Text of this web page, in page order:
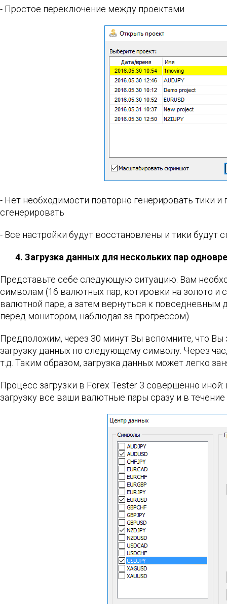
- Простое переключение между проектами
- Нет необходимости повторно генерировать тики
сгенерировать
- Все настройки будут восстановлены и тики будут
4. Загрузка данных для нескольких пар
Представьте себе следующую ситуацию: Вам
символам (16 валютных пар, котировки на золото и
валютной паре, а затем вернуться к
перед монитором, наблюдая за прогрессом).
Предположим, через 30 минут Вы вспомните, что Вы
загрузку данных по следующему символу. Через
т.д. Таким образом, загрузка данных может легко
Процесс загрузки в Forex Tester 3 совершенно
загрузку все ваши валютные пары сразу и в